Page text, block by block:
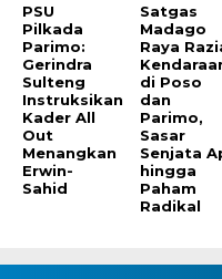
PSU
Pilkada
Parimo:
Gerindra
Sulteng
Instruksikan
Kader All
Out
Menangkan
Erwin-
Sahid
Satgas
Madago
Raya
di Poso
dan
Parimo,
Sasar
Senjata
hingga
Paham
Radikal